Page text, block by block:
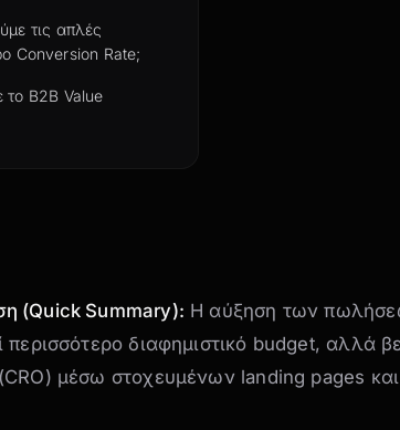
τις απλές
Conversion Rate;
B2B Value
(Quick Summary): Η αύξηση των
περισσότερο διαφημιστικό budget, αλλά
μέσω στοχευμένων landing pages